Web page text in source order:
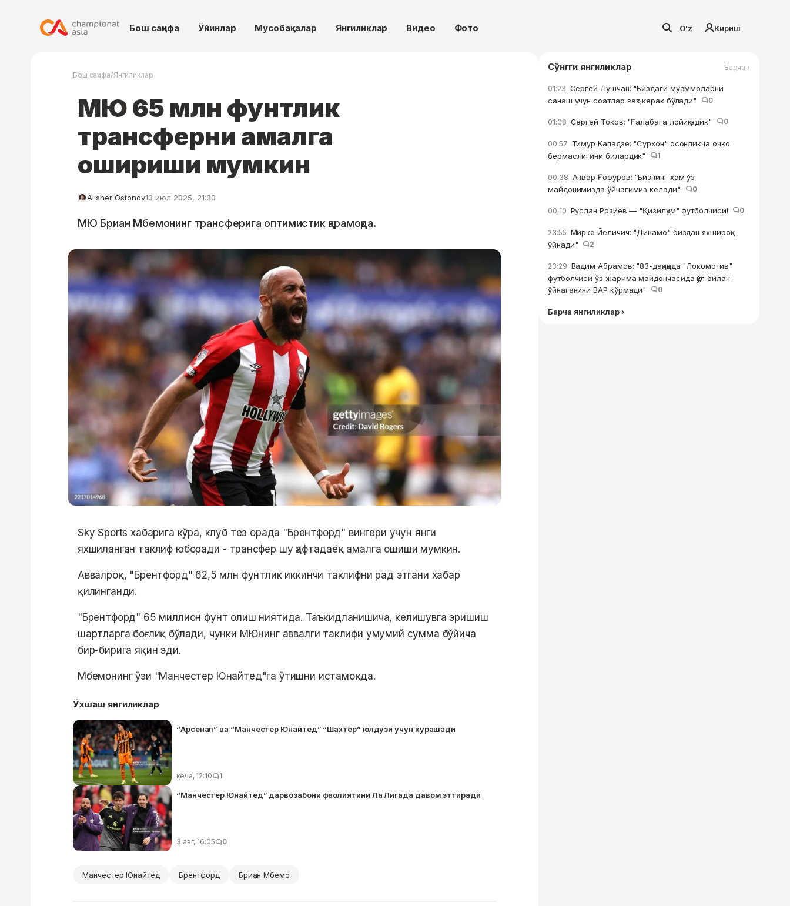
Бош саҳифа Ўйинлар Мусобақалар Янгиликлар Видео Фото O'z Кириш
Бош саҳифа/Янгиликлар
МЮ 65 млн фунтлик
трансферни амалга
ошириши мумкин
Alisher Ostonov13 июл 2025, 21:30
МЮ Бриан Мбемонинг трансферига оптимистик қарамоқда.
Sky Sports хабарига кўра, клуб тез орада "Брентфорд" вингери учун янги
яхшиланган таклиф юборади - трансфер шу ҳафтадаёқ амалга ошиши мумкин.
Аввалроқ, "Брентфорд" 62,5 млн фунтлик иккинчи таклифни рад этгани хабар
қилинганди.
"Брентфорд" 65 миллион фунт олиш ниятида. Таъкидланишича, келишувга эришиш
шартларга боғлиқ бўлади, чунки МЮнинг аввалги таклифи умумий сумма бўйича
бир-бирига яқин эди.
Мбемонинг ўзи "Манчестер Юнайтед"га ўтишни истамоқда.
Ўхшаш янгиликлар
“Арсенал” ва “Манчестер Юнайтед” “Шахтёр” юлдузи учун курашади
кеча, 12:10 1
“Манчестер Юнайтед” дарвозабони фаолиятини Ла Лигада давом эттиради
3 авг, 16:05 0
Манчестер Юнайтед Брентфорд Бриан Мбемо
Сўнгги янгиликлар Барча ›
01:23 Сергей Лушчан: "Биздаги муаммоларни
санаш учун соатлар вақт керак бўлади"
0
01:08 Сергей Токов: "Ғалабага лойиқ эдик" 0
00:57 Тимур Кападзе: "Сурхон" осонликча очко
бермаслигини билардик"
1
00:38 Анвар Ғофуров: "Бизнинг ҳам ўз
майдонимизда ўйнагимиз келади"
0
00:10 Руслан Розиев — "Қизилқум" футболчиси! 0
23:55 Мирко Йеличич: "Динамо" биздан яхшироқ
ўйнади"
2
23:29 Вадим Абрамов: "83-дақиқада "Локомотив"
футболчиси ўз жарима майдончасида қўл билан
ўйнаганини ВАР кўрмади"
0
Барча янгиликлар ›